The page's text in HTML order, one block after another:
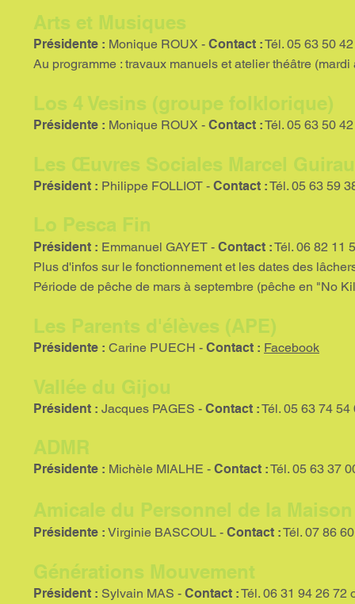
Arts et Musiques
Présidente : Monique ROUX - Contact :Tél. 05 63 50
Au programme : travaux manuels et atelier théâtre
Los 4 Vesins (groupe folklorique)
Présidente : Monique ROUX - Contact :Tél. 05 63 50
Les Œuvres Sociales Marcel
Président : Philippe FOLLIOT - Contact :Tél. 05 63 59
Lo Pesca Fin
Président : Emmanuel GAYET - Contact :Tél. 06 82 11
Plus d'infos sur le fonctionnement et les dates des
Période de pêche de mars à septembre (pêche en "No
Les Parents d'élèves (APE)
Présidente : Carine PUECH - Contact : Facebook
Vallée du Gijou
Président : Jacques PAGES - Contact :Tél. 05 63 74
ADMR
Présidente : Michèle MIALHE - Contact :Tél. 05 63 37
Amicale du Personnel de la
Présidente : Virginie BASCOUL - Contact :Tél. 07 86
Générations Mouvement
Président : Sylvain MAS - Contact :Tél. 06 31 94 26 72